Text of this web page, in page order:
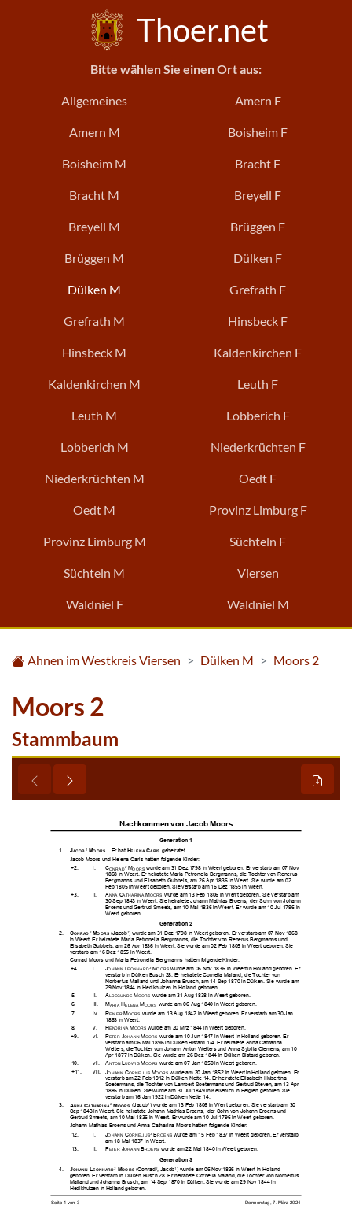
Thoer.net
Bitte wählen Sie einen Ort aus:
Allgemeines Amern F
Amern M Boisheim F
Boisheim M Bracht F
Bracht M Breyell F
Breyell M Brüggen F
Brüggen M Dülken F
Dülken M Grefrath F
Grefrath M Hinsbeck F
Hinsbeck M Kaldenkirchen F
Kaldenkirchen M Leuth F
Leuth M Lobberich F
Lobberich M Niederkrüchten F
Niederkrüchten M Oedt F
Oedt M Provinz Limburg F
Provinz Limburg M Süchteln F
Süchteln M Viersen
Waldniel F Waldniel M
Ahnen im Westkreis Viersen Dülken M Moors 2
Moors 2
Stammbaum


         


    



      





    




     




   

     


   



    
     



      
      






       




     

      

        





